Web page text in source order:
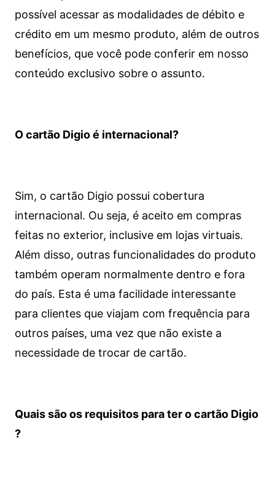
possível acessar as modalidades de débito e
crédito em um mesmo produto, além de outros
benefícios, que você pode conferir em nosso
conteúdo exclusivo sobre o assunto.
O cartão Digio é internacional?
Sim, o cartão Digio possui cobertura
internacional. Ou seja, é aceito em compras
feitas no exterior, inclusive em lojas virtuais.
Além disso, outras funcionalidades do produto
também operam normalmente dentro e fora
do país. Esta é uma facilidade interessante
para clientes que viajam com frequência para
outros países, uma vez que não existe a
necessidade de trocar de cartão.
Quais são os requisitos para ter o cartão Digio
?